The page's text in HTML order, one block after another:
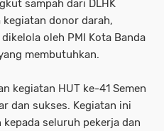
sampah dari DLHK
kegiatan donor darah,
oleh PMI Kota Banda
membutuhkan.
kegiatan HUT ke-41 Semen
dan sukses. Kegiatan ini
seluruh pekerja dan